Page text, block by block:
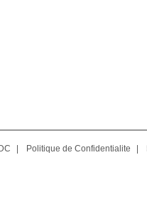
Politique de Confidentialite